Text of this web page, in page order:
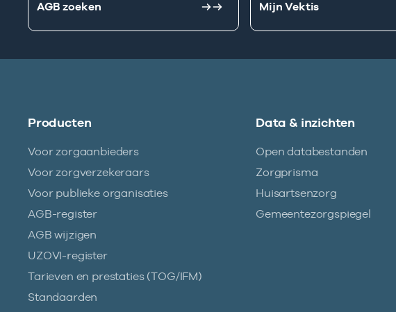
AGB zoeken Mijn Vektis
Producten
Voor zorgaanbieders
Voor zorgverzekeraars
Voor publieke organisaties
AGB-register
AGB wijzigen
UZOVI-register
Tarieven en prestaties (TOG/IFM)
Standaarden
Data & inzichten
Open databestanden
Zorgprisma
Huisartsenzorg
Gemeentezorgspiegel